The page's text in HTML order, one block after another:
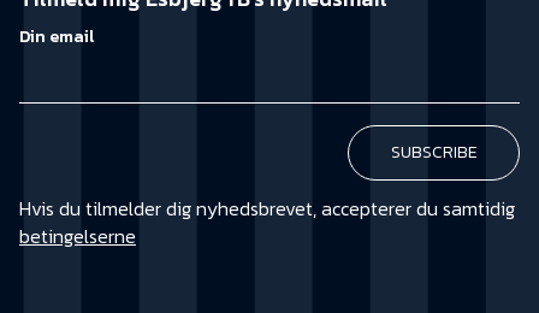
Din email
Hvis du tilmelder dig nyhedsbrevet, accepterer du samtidig
betingelserne